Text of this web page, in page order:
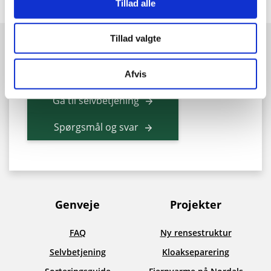
Tillad alle
Tillad valgte
Afvis
Mandag - torsdag
9:00 - 15:30
9:00 - 14:00
Vores telefoner er åbne fra klokken 10.00.
Gå til selvbetjening
Spørgsmål og svar
Genveje
FAQ
Selvbetjening
Projekter
Ny rensestruktur
Kloakseparering